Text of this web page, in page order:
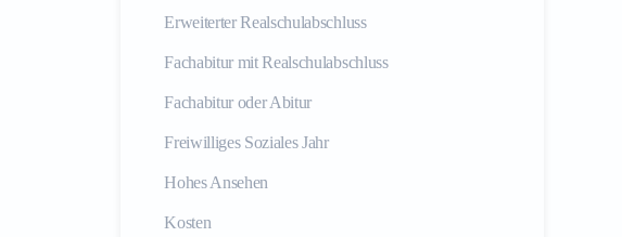
Erweiterter Realschulabschluss
Fachabitur mit Realschulabschluss
Fachabitur oder Abitur
Freiwilliges Soziales Jahr
Hohes Ansehen
Kosten